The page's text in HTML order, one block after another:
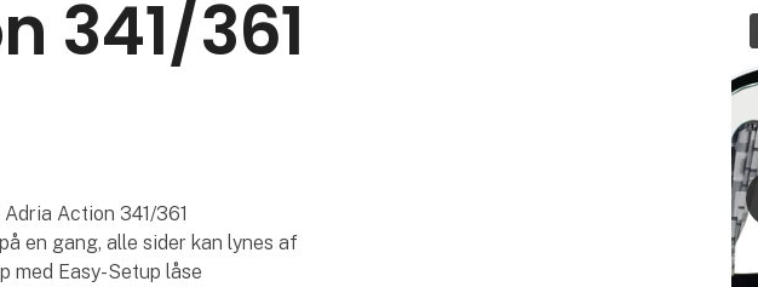
341/361
Action 341/361
en gang, alle sider kan lynes af
med Easy-Setup låse